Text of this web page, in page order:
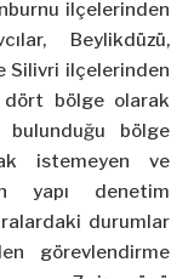
ilçelerinden
Beylikdüzü,
Silivri ilçelerinden
bölge olarak
bulunduğu bölge
istemeyen ve
yapı denetim
durumlar
görevlendirme